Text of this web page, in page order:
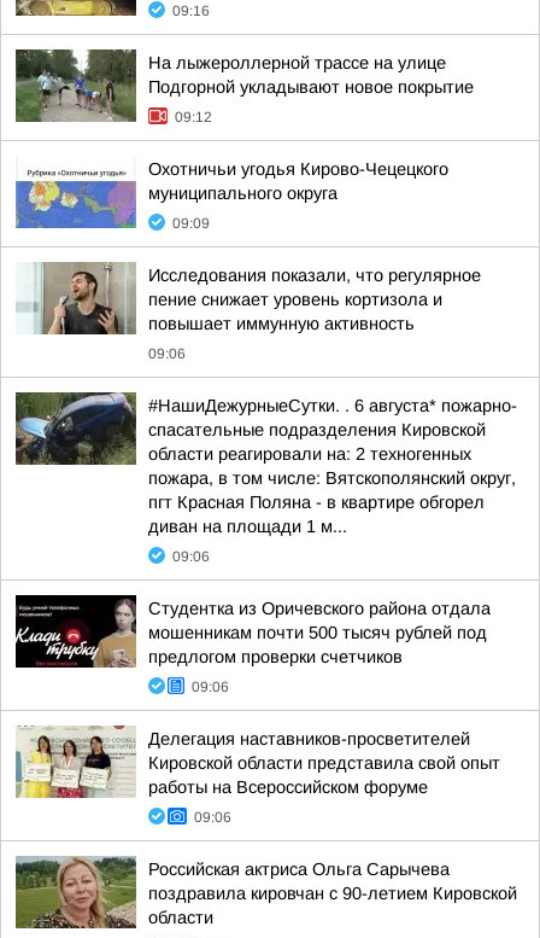
09:16
На лыжероллерной трассе на улице
Подгорной укладывают новое покрытие
09:12
Охотничьи угодья Кирово-Чецецкого
муниципального округа
09:09
Исследования показали, что регулярное
пение снижает уровень кортизола и
повышает иммунную активность
09:06
#НашиДежурныеСутки. . 6 августа* пожарно-
спасательные подразделения Кировской
области реагировали на: 2 техногенных
пожара, в том числе: Вятскополянский округ,
пгт Красная Поляна - в квартире обгорел
диван на площади 1 м...
09:06
Студентка из Оричевского района отдала
мошенникам почти 500 тысяч рублей под
предлогом проверки счетчиков
09:06
Делегация наставников-просветителей
Кировской области представила свой опыт
работы на Всероссийском форуме
09:06
Российская актриса Ольга Сарычева
поздравила кировчан с 90-летием Кировской
области